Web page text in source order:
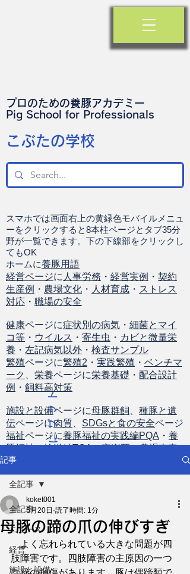
プロのための養豚アカデミー
​Pig School for Professionals
​こぶたの学校
スマホでは画面右上の黄緑色モバイルメニュ
ーをクリックすると8本柱ページとタブ35分
野が一覧できます。下の下線部をクリックし
てもOK
ホームに養豚用語
経営ページに 人事労務 ・ 経営実例 ・ 契約
生産例 ・ 農場文化 ・ 人材育成 ・ ストレス
対応 ・ 職場の安全
健康ページに症状別の病気 ・ 細菌とマイ
コ等 ・ ウイルス ・ 寄生虫 ・ カビと微量栄
養 ・ 左記病気以外 ・ 検査サンプル
繁殖ページに繁殖2 ・ 実践繁殖 ・ ベンチマ
ーク
栄養ページに栄養基礎 ・ 配合設計
例 ・ 飼料高対策
施設と設備ページに母豚群飼
種豚と遺
伝ページに肉質 SDGsと食の安全ページ
福祉ページに養豚福祉の実践編PQA ・ 養
豚福祉の輸送編TQA・安楽死・農場査定
ト
ッ
プ
に
記事
全記事
ニュース
経営
施設と設備
全記事
母豚の蹄の爪の伸びすぎ
koket001
5月20日 読了時間: 1分
よく忘れられている大きな問題が四
肢障害です。四肢障害の主原因の一つ